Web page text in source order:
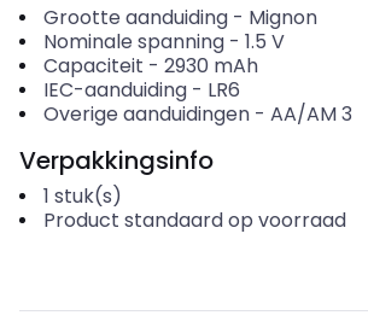
Grootte aanduiding- Mignon
Nominale spanning- 1.5 V
Capaciteit - 2930 mAh
IEC-aanduiding- LR6
Overige aanduidingen- AA/AM 3
Verpakkingsinfo
1 stuk(s)
Product standaard op voorraad